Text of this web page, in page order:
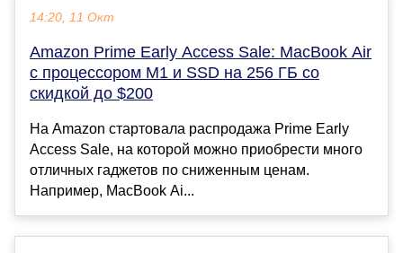
14:20, 11 Окт
Amazon Prime Early Access Sale: MacBook Air
с процессором M1 и SSD на 256 ГБ со
скидкой до $200
На Amazon стартовала распродажа Prime Early
Access Sale, на которой можно приобрести много
отличных гаджетов по сниженным ценам.
Например, MacBook Ai...